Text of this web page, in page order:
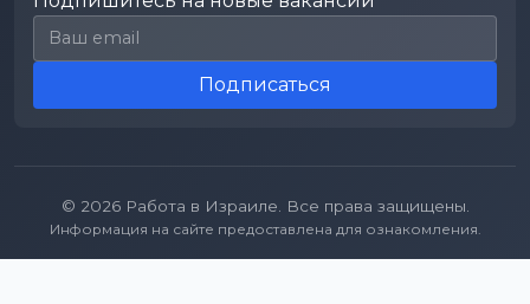
Email для подписки
Подписаться
© 2026 Работа в Израиле. Все права защищены.
Информация на сайте предоставлена для ознакомления.